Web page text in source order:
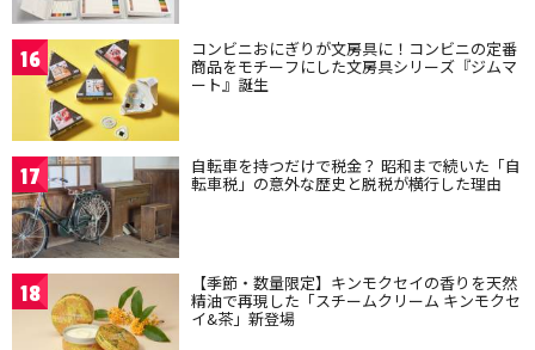
16 コンビニおにぎりが文房具に！コンビニの定番
商品をモチーフにした文房具シリーズ『ジムマ
ート』誕生
17 自転車を持つだけで税金？ 昭和まで続いた「自
転車税」の意外な歴史と脱税が横行した理由
18 【季節・数量限定】キンモクセイの香りを天然
精油で再現した「スチームクリーム キンモクセ
イ&茶」新登場